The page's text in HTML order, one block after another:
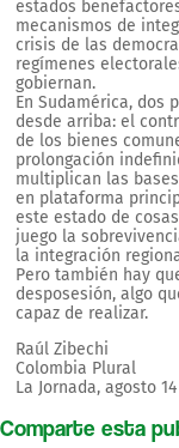
estados
mecanismos de
crisis de las
regímenes
gobiernan.
En Sudamérica, dos
desde arriba: el
de los bienes
prolongación
multiplican las
en plataforma
este estado de
juego la
la integración
Pero también hay
desposesión, algo
capaz de realizar.
Raúl Zibechi
Colombia Plural
La Jornada, agosto
Comparte esta